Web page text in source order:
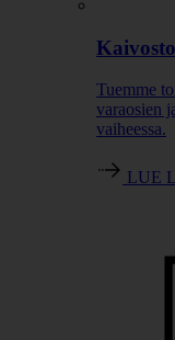
Tuemme
varaosien
vaiheessa.
LUE